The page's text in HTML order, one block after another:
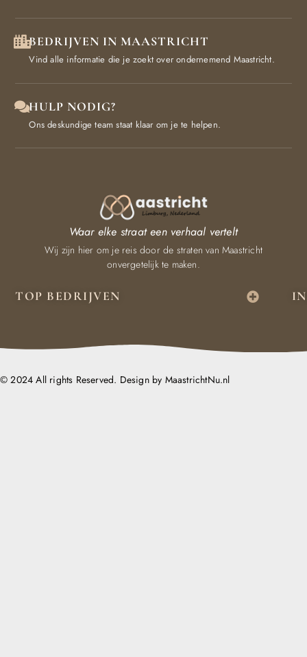
BEDRIJVEN IN MAASTRICHT
Vind alle informatie die je zoekt over ondernemend Maastricht.
HULP NODIG?
Ons deskundige team staat klaar om je te helpen.
TOP BEDRIJVEN
Waar elke straat een verhaal vertelt
Wij zijn hier om je reis door de straten van Maastricht
onvergetelijk te maken.
© 2024 All rights Reserved. Design by MaastrichtNu.nl